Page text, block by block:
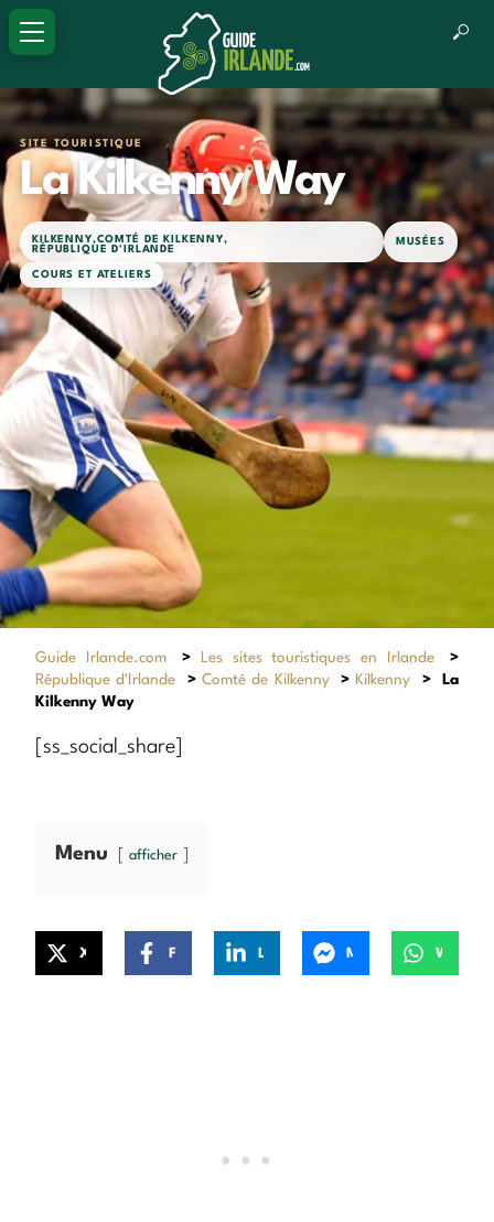
SITE TOURISTIQUE
La Kilkenny Way
KILKENNY,COMTÉ DE KILKENNY,
RÉPUBLIQUE D'IRLANDE
MUSÉES
COURS ET ATELIERS
Guide Irlande.com > Les sites touristiques en Irlande
>
République d'Irlande
>Comté de Kilkenny > Kilkenny >
La
Kilkenny Way
[ss_social_share]
Menu afficher